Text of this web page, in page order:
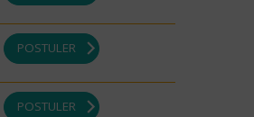
POSTULER
POSTULER